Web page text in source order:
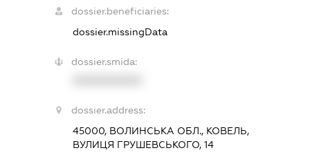
dossier.beneficiaries:
dossier.missingData
dossier.smida:
dossier.address:
45000, ВОЛИНСЬКА ОБЛ., КОВЕЛЬ,
ВУЛИЦЯ ГРУШЕВСЬКОГО, 14